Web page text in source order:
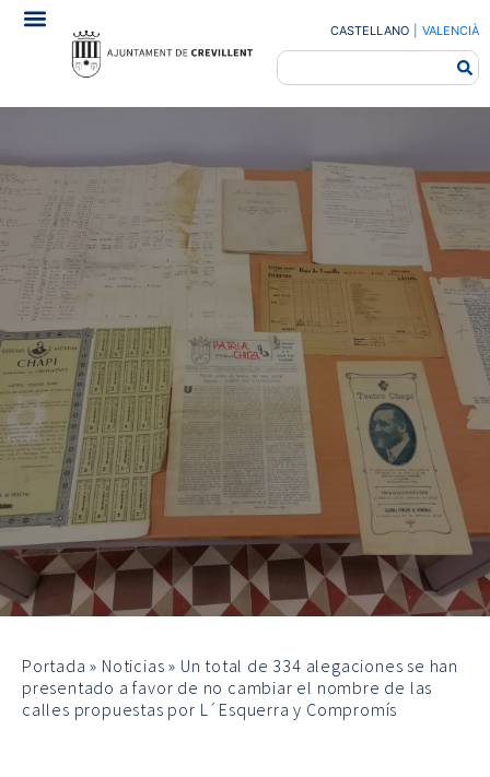
CASTELLANO VALENCIÀ
Portada » Noticias » Un total de 334 alegaciones se han
presentado a favor de no cambiar el nombre de las
calles propuestas por L´Esquerra y Compromís